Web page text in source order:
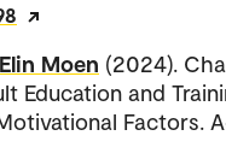
Moen (2024).
Education and
Factors.